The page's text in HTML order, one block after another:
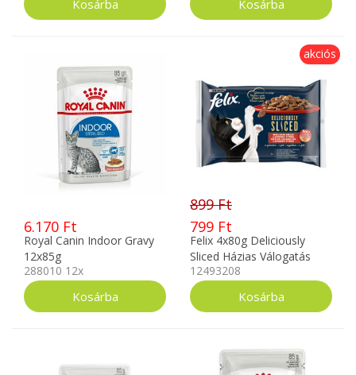
6.170 Ft
Royal Canin Indoor Gravy
12x85g
288010 12x
akciós
899 Ft
799 Ft
Felix 4x80g Deliciously
Sliced Házias Válogatás
Aszpikban
12493208